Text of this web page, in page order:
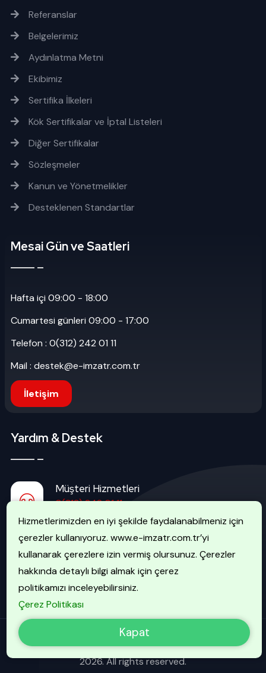
Referanslar
Belgelerimiz
Aydınlatma Metni
Ekibimiz
Sertifika İlkeleri
Kök Sertifikalar ve İptal Listeleri
Diğer Sertifikalar
Sözleşmeler
Kanun ve Yönetmelikler
Desteklenen Standartlar
Mesai Gün ve Saatleri
Hafta içi 09:00 - 18:00
Cumartesi günleri 09:00 - 17:00
Telefon : 0(312) 242 01 11
Mail : destek@e-imzatr.com.tr
İletişim
Yardım & Destek
Müşteri Hizmetleri
0(312) 242 01 11
İptal Hattı
0(507) 740 51 51
EİMZATR Bilgi Güvenliği Hizmetleri A.Ş. - Copyright 2013 -
2026. All rights reserved.
Hizmetlerimizden en iyi şekilde faydalanabilmeniz için
çerezler kullanıyoruz. www.e-imzatr.com.tr’yi
kullanarak çerezlere izin vermiş olursunuz. Çerezler
hakkında detaylı bilgi almak için çerez
politikamızı inceleyebilirsiniz.
Çerez Politikası
Kapat